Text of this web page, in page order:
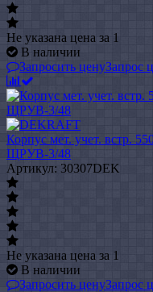
Не указана цена за 1
В наличии
Запросить ценуЗапрос
Корпус мет. учет. встр.
ЩРУВ-3/48
Артикул: 30307DEK
Не указана цена за 1
В наличии
Запросить ценуЗапрос